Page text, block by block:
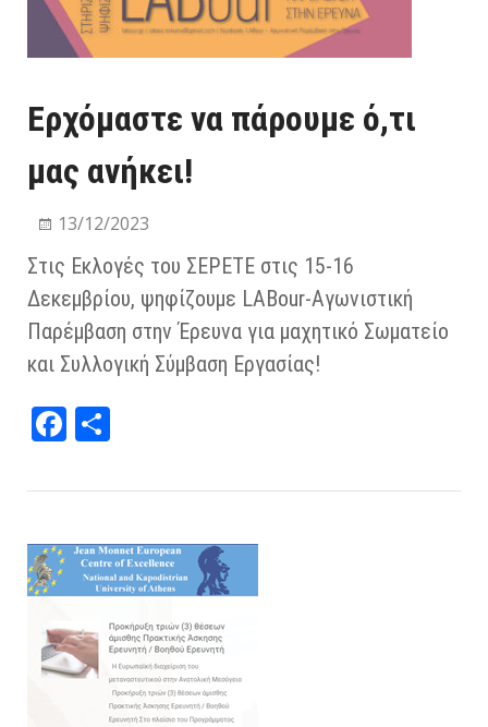
Ερχόμαστε να πάρουμε ό,τι
μας ανήκει!
13/12/2023
Στις Εκλογές του ΣΕΡΕΤΕ στις 15-16
Δεκεμβρίου, ψηφίζουμε LABour-Αγωνιστική
Παρέμβαση στην Έρευνα για μαχητικό Σωματείο
και Συλλογική Σύμβαση Εργασίας!
Fa
bo ρα
εί
τε